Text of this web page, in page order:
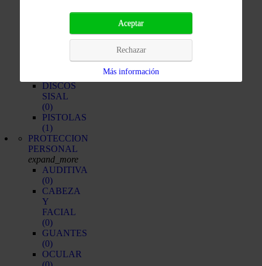
DISCOS
VENTILADO
DISCOS
SISAL
(0)
PISTOLAS
(1)
PROTECCION
PERSONAL
expand_more
AUDITIVA
(0)
CABEZA
Y
FACIAL
(0)
GUANTES
(0)
OCULAR
Aceptar
Rechazar
Más información